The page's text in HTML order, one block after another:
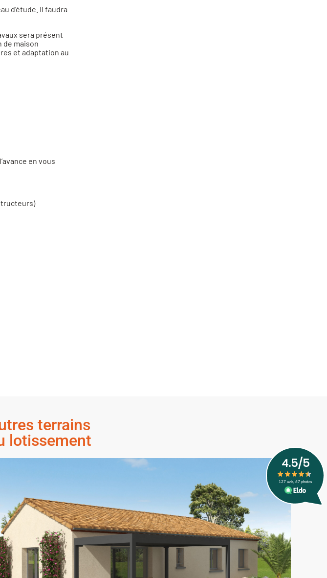
d’étude. Il faudra
sera présent
de maison
et adaptation au
en vous
terrains
lotissement